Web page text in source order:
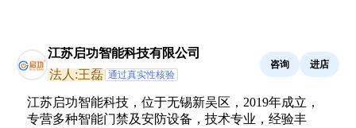
江苏启功智能科技有限公司
法人:王磊 通过真实性核验
咨询 进店
江苏启功智能科技，位于无锡新吴区，2019年成立，
专营多种智能门禁及安防设备，技术专业，经验丰